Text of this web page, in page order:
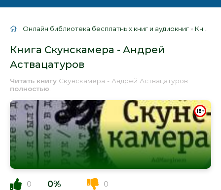
Онлайн библиотека бесплатных книг и аудиокниг » Книги
Книга Скунскамера - Андрей
Аствацатуров
Читать книгу Скунскамера - Андрей Аствацатуров
полностью
0 0% 0